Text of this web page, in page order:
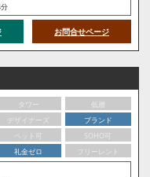
お問合せページ
タワー
低層
デザイナーズ
ブランド
ペット可
SOHO可
礼金ゼロ
フリーレント